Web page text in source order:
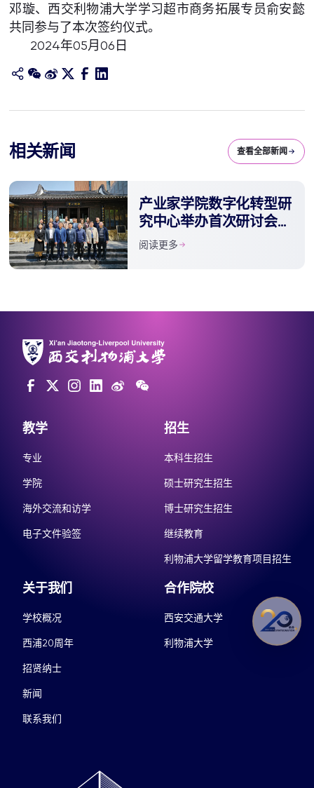
邓璇、西交利物浦大学学习超市商务拓展专员俞安懿
共同参与了本次签约仪式。
2024年05月06日
相关新闻 查看全部新闻
产业家学院数字化转型研
究中心举办首次研讨会暨
研究员聘任仪式
阅读更多
教学
专业
学院
海外交流和访学
电子文件验签
招生
本科生招生
硕士研究生招生
博士研究生招生
继续教育
利物浦大学留学教育项目招生
关于我们
学校概况
西浦20周年
招贤纳士
新闻
联系我们
合作院校
西安交通大学
利物浦大学